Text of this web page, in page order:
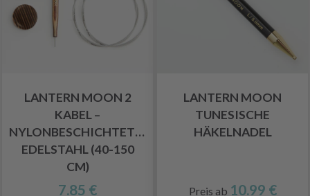
LANTERN MOON 2
KABEL –
NYLONBESCHICHTETER
EDELSTAHL (40-150
CM)
7.85 €
LANTERN MOON
TUNESISCHE
HÄKELNADEL
Preis ab 10.99 €